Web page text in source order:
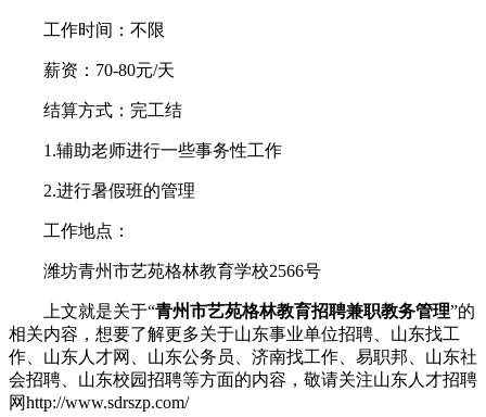
工作时间：不限
薪资：70-80元/天
结算方式：完工结
1.辅助老师进行一些事务性工作
2.进行暑假班的管理
工作地点：
潍坊青州市艺苑格林教育学校2566号
上文就是关于“青州市艺苑格林教育招聘兼职教务管理”的
相关内容，想要了解更多关于山东事业单位招聘、山东找工
作、山东人才网、山东公务员、济南找工作、易职邦、山东社
会招聘、山东校园招聘等方面的内容，敬请关注山东人才招聘
网http://www.sdrszp.com/